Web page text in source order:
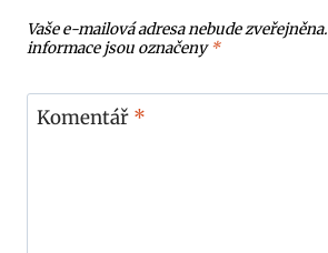
Vaše e-mailová adresa nebude zveřejněna.
informace jsou označeny*
Komentář *